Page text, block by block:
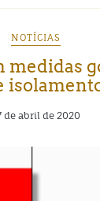
NOTÍCIAS
medidas
de abril de 2020